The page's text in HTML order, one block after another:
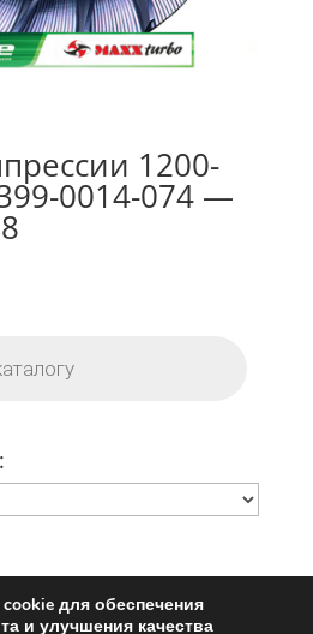
1200-
0014-074 —
турбины
для обеспечения
и улучшения качества